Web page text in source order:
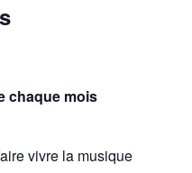
chaque mois
vivre la musique